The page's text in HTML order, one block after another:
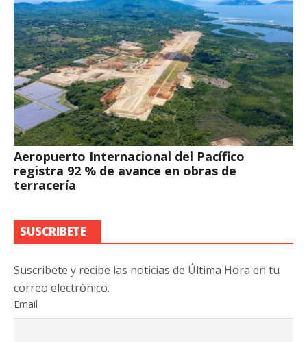
Aeropuerto Internacional del Pacífico
registra 92 % de avance en obras de
terracería
SUSCRIBETE
Suscribete y recibe las noticias de Última Hora en tu
correo electrónico.
Email